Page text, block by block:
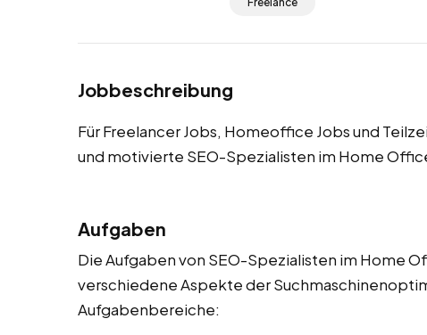
Jobbeschreibung
Für Freelancer Jobs, Homeoffice Jobs und
und motivierte SEO-Spezialisten im Home
Aufgaben
Die Aufgaben von SEO-Spezialisten im Home
verschiedene Aspekte der
Aufgabenbereiche: